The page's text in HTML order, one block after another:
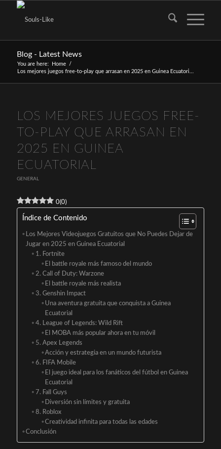
Blog - Latest News
You are here: Home
/
Los mejores juegos free-to-play que arrasan en 2025 en Guinea Ecuatori...
LOS MEJORES JUEGOS FREE-
TO-PLAY QUE ARRASAN EN
2025 EN GUINEA
ECUATORIAL
GENERAL
0(0)
Índice de Contenido
Los Mejores Videojuegos Gratuitos que No Puedes Dejar de
Jugar en 2025 en Guinea Ecuatorial
1. Fortnite
El battle royale más famoso del mundo
2. Call of Duty: Warzone
El battle royale más realista
3. Genshin Impact
Una aventura gratuita que conquista a Guinea
Ecuatorial
4. League of Legends: Wild Rift
El MOBA más popular ahora en tu móvil
5. Apex Legends
Acción y estrategia en un mundo futurista
6. FIFA Mobile
El juego ideal para los fanáticos del fútbol en Guinea
Ecuatorial
7. Fall Guys
Diversión sin límites y gratuita
8. Roblox
Creatividad infinita para todas las edades
Conclusión